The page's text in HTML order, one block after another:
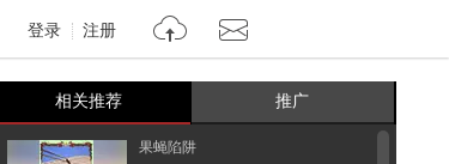
登录 注册
相关推荐 推广
果蝇陷阱